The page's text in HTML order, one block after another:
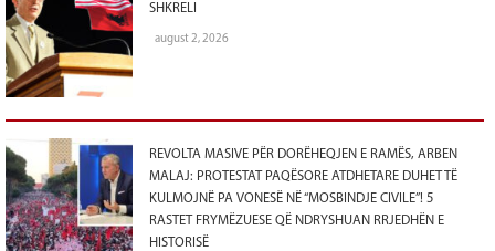
SHKRELI
august 2, 2026
REVOLTA MASIVE PËR DORËHEQJEN E RAMËS, ARBEN
MALAJ: PROTESTAT PAQËSORE ATDHETARE DUHET TË
KULMOJNË PA VONESË NË “MOSBINDJE CIVILE”! 5
RASTET FRYMËZUESE QË NDRYSHUAN RRJEDHËN E
HISTORISË